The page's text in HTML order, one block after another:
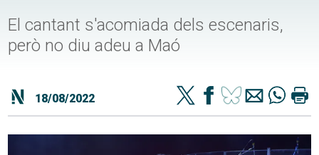
El cantant s'acomiada dels escenaris,
però no diu adeu a Maó
18/08/2022